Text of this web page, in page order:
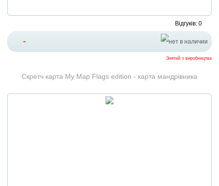
Відгуків: 0
-
Знятий з виробництва
Скретч карта My Map Flags edition - карта мандрівника